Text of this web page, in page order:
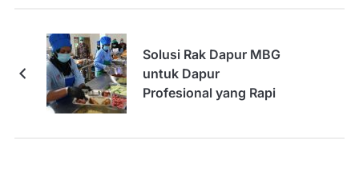
Solusi Rak Dapur MBG
untuk Dapur
Profesional yang Rapi